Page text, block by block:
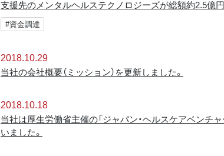
支援先のメンタルヘルステクノロジーズが総額約2.5億
#資金調達
2018.10.29
当社の会社概要（ミッション）を更新しました。
2018.10.18
当社は厚生労働省主催の「ジャパン・ヘルスケアベンチ
いました。